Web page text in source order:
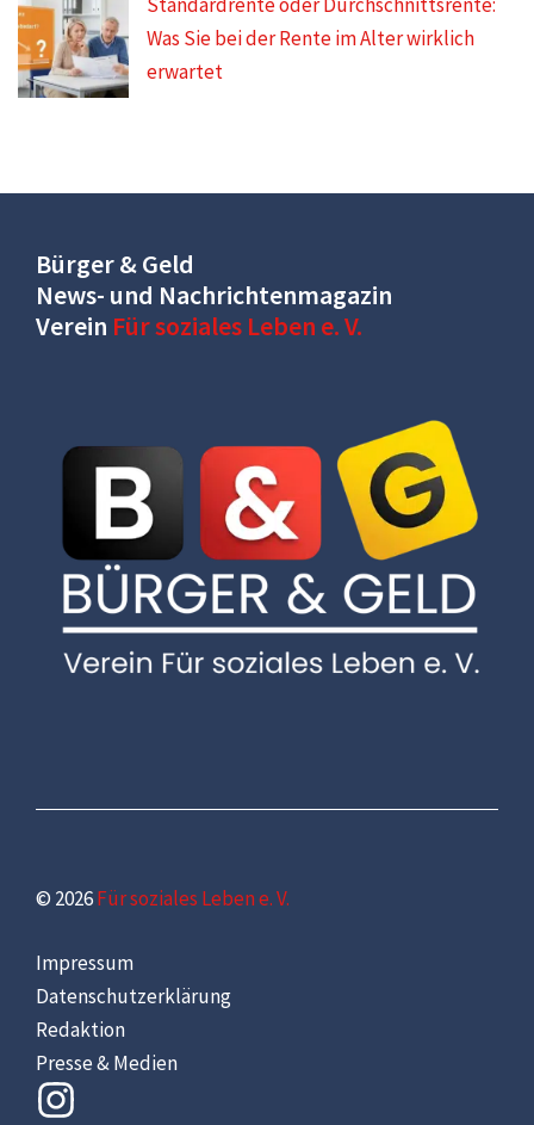
Was Sie bei der Rente im Alter wirklich
erwartet
Bürger & Geld
News- und Nachrichtenmagazin
Verein Für soziales Leben e. V.
© 2026Für soziales Leben e. V.
Impressum
Datenschutzerklärung
Redaktion
Presse & Medien